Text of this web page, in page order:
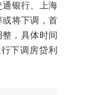
银行、上海
将下调，首
，具体时间
下调房贷利